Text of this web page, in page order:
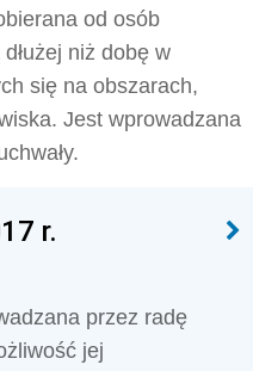
od osób
niż dobę w
się na obszarach,
Jest wprowadzana
r.
przez radę
jej